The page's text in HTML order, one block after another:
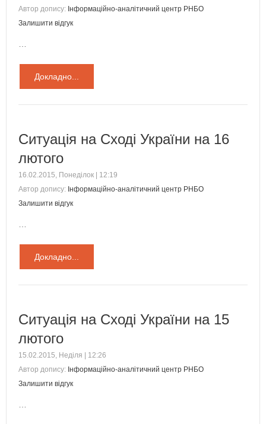
Автор допису: Інформаційно-аналітичний центр РНБО
Залишити відгук
Докладно...
Ситуація на Сході України на 16
лютого
16.02.2015, Понеділок | 12:19
Автор допису: Інформаційно-аналітичний центр РНБО
Залишити відгук
Докладно...
Ситуація на Сході України на 15
лютого
15.02.2015, Неділя | 12:26
Автор допису: Інформаційно-аналітичний центр РНБО
Залишити відгук